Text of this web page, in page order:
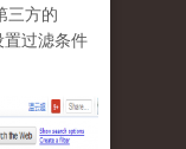
三方的
置过滤条件